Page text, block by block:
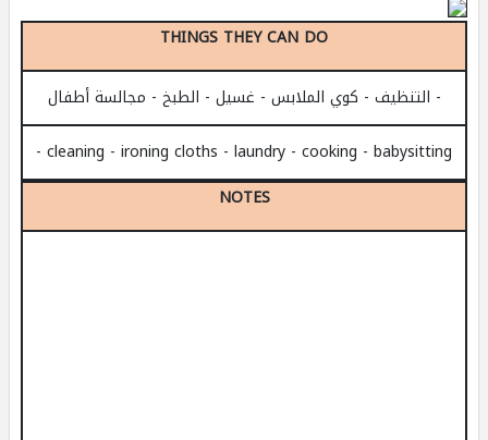
THINGS THEY CAN DO
- التنظيف - كوي الملابس - غسيل - الطبخ - مجالسة أطفال
- cleaning - ironing cloths - laundry - cooking - babysitting
NOTES